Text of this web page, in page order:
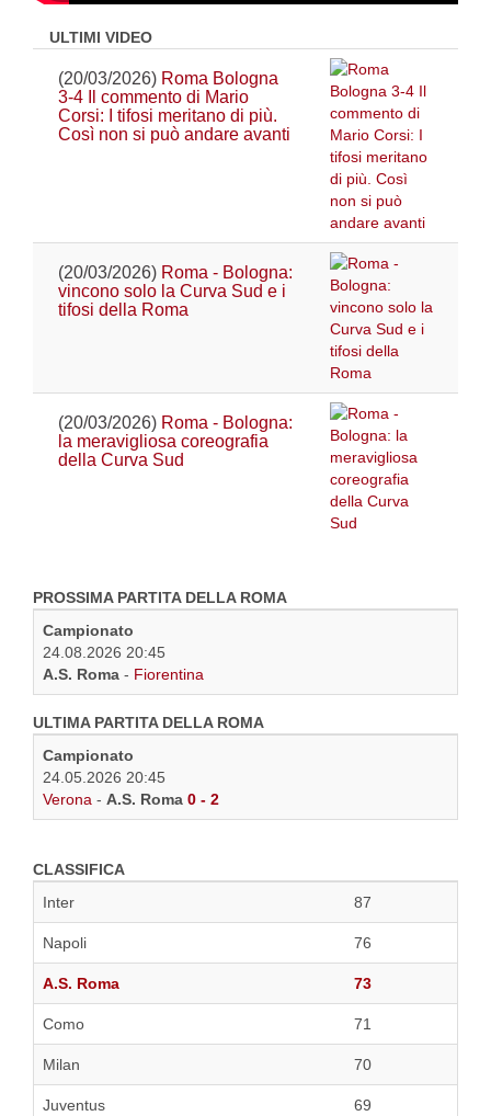
ULTIMI VIDEO
(20/03/2026) Roma Bologna
3-4 Il commento di Mario
Corsi: I tifosi meritano di più.
Così non si può andare avanti
(20/03/2026) Roma - Bologna:
vincono solo la Curva Sud e i
tifosi della Roma
(20/03/2026) Roma - Bologna:
la meravigliosa coreografia
della Curva Sud
PROSSIMA PARTITA DELLA ROMA
Campionato
24.08.2026 20:45
A.S. Roma - Fiorentina
ULTIMA PARTITA DELLA ROMA
Campionato
24.05.2026 20:45
Verona - A.S. Roma 0 - 2
CLASSIFICA
Inter
87
Napoli 76
A.S. Roma 73
Como 71
Milan 70
Juventus 69